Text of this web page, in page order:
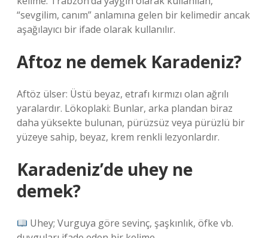
“sevgilim, canım” anlamına gelen bir kelimedir ancak
aşağılayıcı bir ifade olarak kullanılır.
Aftoz ne demek Karadeniz?
Aftöz ülser: Üstü beyaz, etrafı kırmızı olan ağrılı
yaralardır. Lökoplaki: Bunlar, arka plandan biraz
daha yüksekte bulunan, pürüzsüz veya pürüzlü bir
yüzeye sahip, beyaz, krem ​​renkli lezyonlardır.
Karadeniz’de uhey ne
demek?
Uhey;⁣ Vurguya göre sevinç, şaşkınlık, öfke vb.